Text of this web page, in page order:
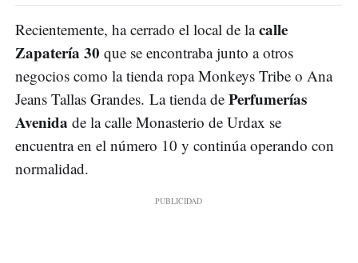
Recientemente, ha cerrado el local de lacalle
Zapatería 30 que se encontraba junto a otros
negocios como la tienda ropa Monkeys Tribe o Ana
Jeans Tallas Grandes. La tienda de Perfumerías
Avenida de la calle Monasterio de Urdax se
encuentra en el número 10 y continúa operando con
normalidad.